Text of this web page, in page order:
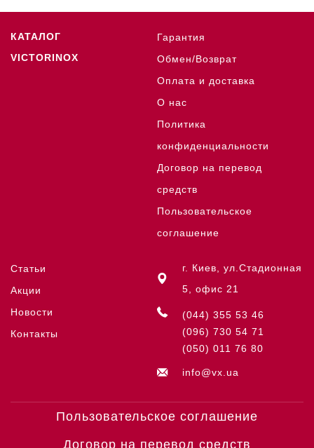
КАТАЛОГ
VICTORINOX
Гарантия
Обмен/Возврат
Оплата и доставка
О нас
Политика
конфиденциальности
Договор на перевод
средств
Пользовательское
соглашение
Статьи
Акции
Новости
Контакты
г. Киев, ул.Стадионная
5, офис 21
(044) 355 53 46
(096) 730 54 71
(050) 011 76 80
info@vx.ua
Пользовательское соглашение
Договор на перевод средств